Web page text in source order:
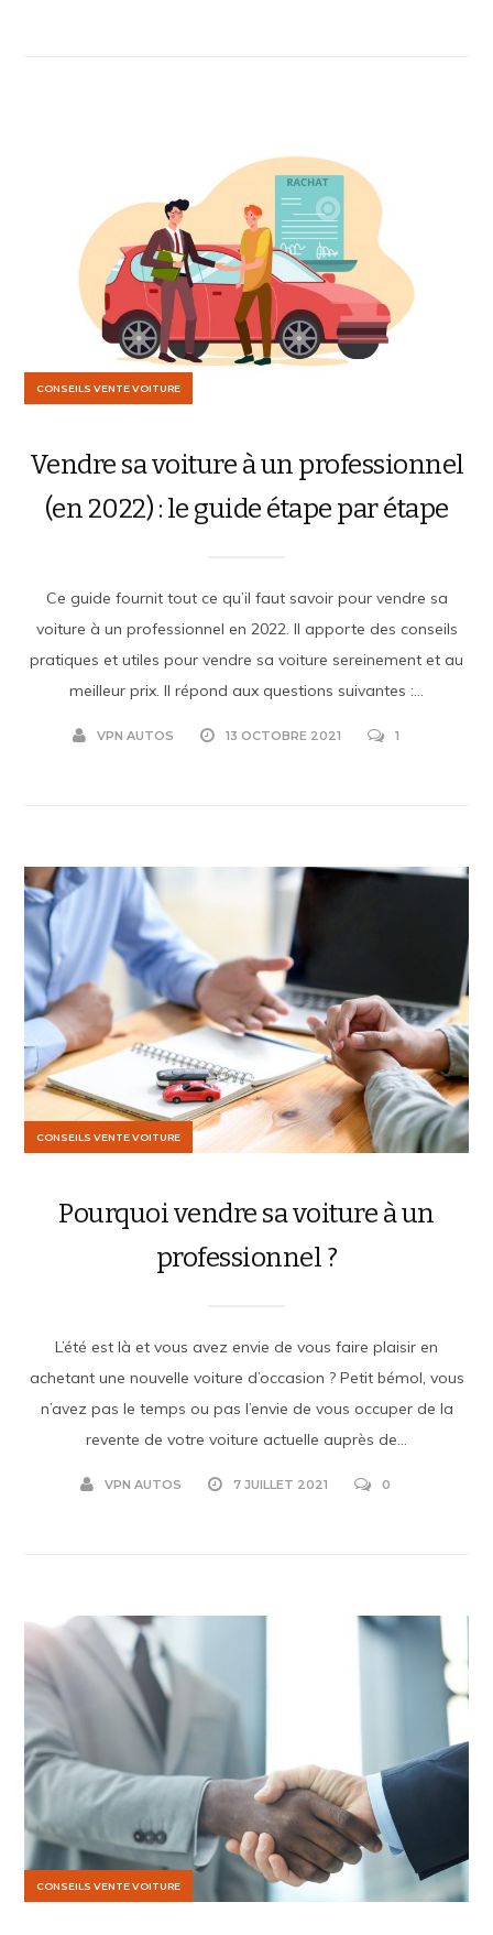
CONSEILS VENTE VOITURE
Vendre sa voiture à un professionnel
(en 2022) : le guide étape par étape
Ce guide fournit tout ce qu’il faut savoir pour vendre sa
voiture à un professionnel en 2022. Il apporte des conseils
pratiques et utiles pour vendre sa voiture sereinement et au
meilleur prix. Il répond aux questions suivantes :...
VPN AUTOS 13 OCTOBRE 2021 1
CONSEILS VENTE VOITURE
Pourquoi vendre sa voiture à un
professionnel ?
L’été est là et vous avez envie de vous faire plaisir en
achetant une nouvelle voiture d’occasion ? Petit bémol, vous
n’avez pas le temps ou pas l’envie de vous occuper de la
revente de votre voiture actuelle auprès de...
VPN AUTOS 7 JUILLET 2021 0
CONSEILS VENTE VOITURE